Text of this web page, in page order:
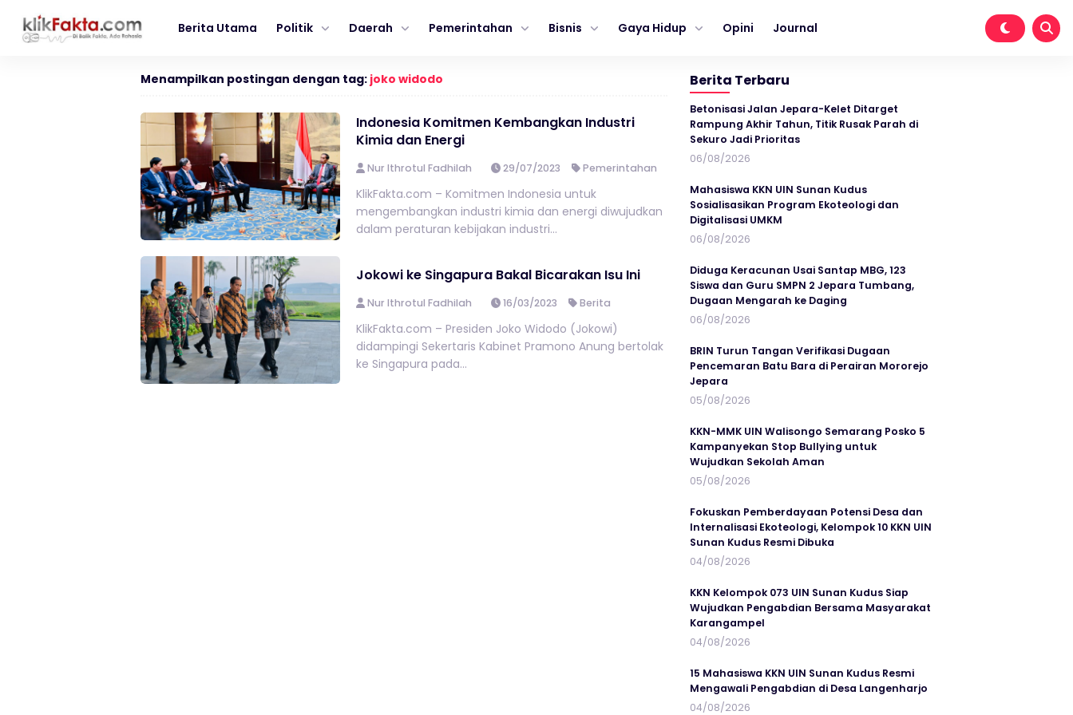
Berita Utama Politik Daerah Pemerintahan Bisnis Gaya Hidup Opini Journal
Menampilkan postingan dengan tag: joko widodo
Indonesia Komitmen Kembangkan Industri
Kimia dan Energi
Nur Ithrotul Fadhilah 29/07/2023 Pemerintahan
KlikFakta.com – Komitmen Indonesia untuk
mengembangkan industri kimia dan energi diwujudkan
dalam peraturan kebijakan industri...
Jokowi ke Singapura Bakal Bicarakan Isu Ini
Nur Ithrotul Fadhilah 16/03/2023 Berita
KlikFakta.com – Presiden Joko Widodo (Jokowi)
didampingi Sekertaris Kabinet Pramono Anung bertolak
ke Singapura pada...
Berita Terbaru
Betonisasi Jalan Jepara-Kelet Ditarget
Rampung Akhir Tahun, Titik Rusak Parah di
Sekuro Jadi Prioritas
06/08/2026
Mahasiswa KKN UIN Sunan Kudus
Sosialisasikan Program Ekoteologi dan
Digitalisasi UMKM
06/08/2026
Diduga Keracunan Usai Santap MBG, 123
Siswa dan Guru SMPN 2 Jepara Tumbang,
Dugaan Mengarah ke Daging
06/08/2026
BRIN Turun Tangan Verifikasi Dugaan
Pencemaran Batu Bara di Perairan Mororejo
Jepara
05/08/2026
KKN-MMK UIN Walisongo Semarang Posko 5
Kampanyekan Stop Bullying untuk
Wujudkan Sekolah Aman
05/08/2026
Fokuskan Pemberdayaan Potensi Desa dan
Internalisasi Ekoteologi, Kelompok 10 KKN UIN
Sunan Kudus Resmi Dibuka
04/08/2026
KKN Kelompok 073 UIN Sunan Kudus Siap
Wujudkan Pengabdian Bersama Masyarakat
Karangampel
04/08/2026
15 Mahasiswa KKN UIN Sunan Kudus Resmi
Mengawali Pengabdian di Desa Langenharjo
04/08/2026